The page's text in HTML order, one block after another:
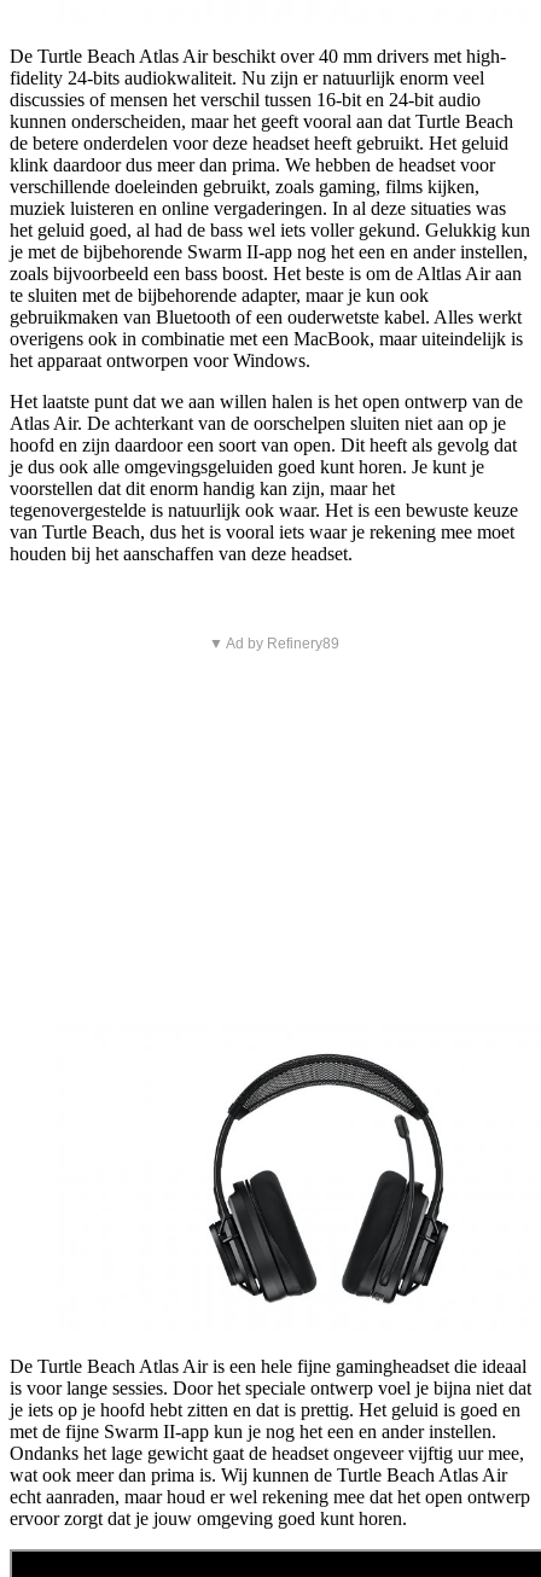
De Turtle Beach Atlas Air beschikt over 40 mm drivers met high-
fidelity 24-bits audiokwaliteit. Nu zijn er natuurlijk enorm veel
discussies of mensen het verschil tussen 16-bit en 24-bit audio
kunnen onderscheiden, maar het geeft vooral aan dat Turtle Beach
de betere onderdelen voor deze headset heeft gebruikt. Het geluid
klink daardoor dus meer dan prima. We hebben de headset voor
verschillende doeleinden gebruikt, zoals gaming, films kijken,
muziek luisteren en online vergaderingen. In al deze situaties was
het geluid goed, al had de bass wel iets voller gekund. Gelukkig kun
je met de bijbehorende Swarm II-app nog het een en ander instellen,
zoals bijvoorbeeld een bass boost. Het beste is om de Altlas Air aan
te sluiten met de bijbehorende adapter, maar je kun ook
gebruikmaken van Bluetooth of een ouderwetste kabel. Alles werkt
overigens ook in combinatie met een MacBook, maar uiteindelijk is
het apparaat ontworpen voor Windows.
Het laatste punt dat we aan willen halen is het open ontwerp van de
Atlas Air. De achterkant van de oorschelpen sluiten niet aan op je
hoofd en zijn daardoor een soort van open. Dit heeft als gevolg dat
je dus ook alle omgevingsgeluiden goed kunt horen. Je kunt je
voorstellen dat dit enorm handig kan zijn, maar het
tegenovergestelde is natuurlijk ook waar. Het is een bewuste keuze
van Turtle Beach, dus het is vooral iets waar je rekening mee moet
houden bij het aanschaffen van deze headset.
▼ Ad by Refinery89
De Turtle Beach Atlas Air is een hele fijne gamingheadset die ideaal
is voor lange sessies. Door het speciale ontwerp voel je bijna niet dat
je iets op je hoofd hebt zitten en dat is prettig. Het geluid is goed en
met de fijne Swarm II-app kun je nog het een en ander instellen.
Ondanks het lage gewicht gaat de headset ongeveer vijftig uur mee,
wat ook meer dan prima is. Wij kunnen de Turtle Beach Atlas Air
echt aanraden, maar houd er wel rekening mee dat het open ontwerp
ervoor zorgt dat je jouw omgeving goed kunt horen.